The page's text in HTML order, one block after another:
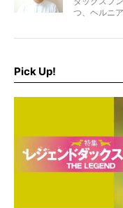
つ、ヘルニア
特集『ヘル
病院のご紹
を点滴投与
Pick Up!